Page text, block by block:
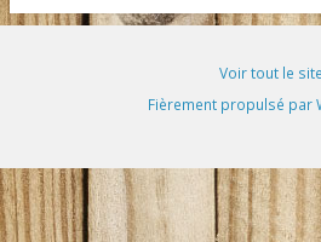
Voir tout le site
Fièrement propulsé par